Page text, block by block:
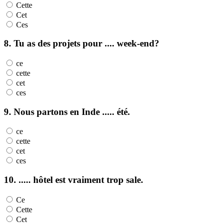
Cette
Cet
Ces
8. Tu as des projets pour .... week-end?
ce
cette
cet
ces
9. Nous partons en Inde ..... été.
ce
cette
cet
ces
10. ..... hôtel est vraiment trop sale.
Ce
Cette
Cet